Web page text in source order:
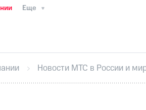
Еще
ИнтервьюФинансовая
секретарьРаскрытие
кабинет акционера
Новости МТС в России и